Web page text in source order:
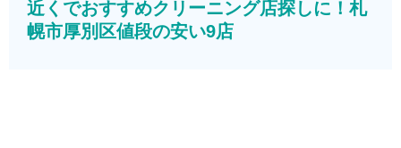
近くでおすすめクリーニング店探しに！札
幌市厚別区値段の安い9店